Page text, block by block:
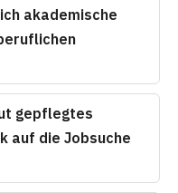
akademische
gepflegtes
auf die Jobsuche